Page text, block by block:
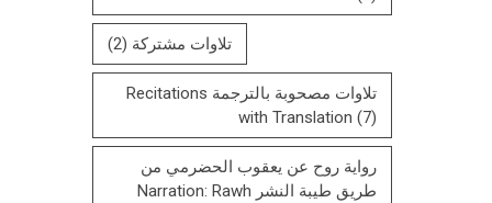
تلاوات مشتركة (2)
تلاوات مصحوبة بالترجمة Recitations
with Translation (7)
رواية روح عن يعقوب الحضرمي من
طريق طيبة النشر Narration: Rawh